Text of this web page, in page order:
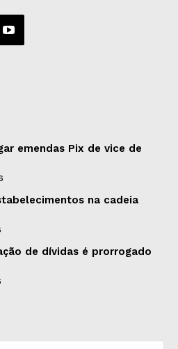
emendas Pix de vice de
na cadeia
de dívidas é prorrogado